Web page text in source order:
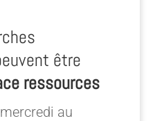
être
ressources
au